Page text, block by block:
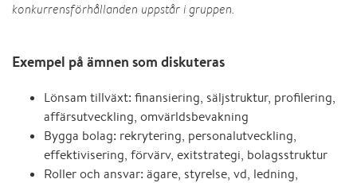
konkurrensförhållanden uppstår i gruppen.
Exempel på ämnen som diskuteras
Lönsam tillväxt: finansiering, säljstruktur, profilering,
affärsutveckling, omvärldsbevakning
Bygga bolag: rekrytering, personalutveckling,
effektivisering, förvärv, exitstrategi, bolagsstruktur
Roller och ansvar: ägare, styrelse, vd, ledning,